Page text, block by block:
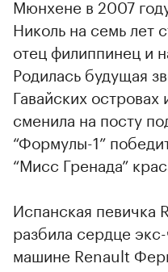
Мюнхене в 2007
Николь на семь лет
отец филиппинец и
Родилась будущая
Гавайских
сменила на посту
“Формулы-1”
“Мисс Гренада”
Испанская певичка
разбила сердце
машине Renault